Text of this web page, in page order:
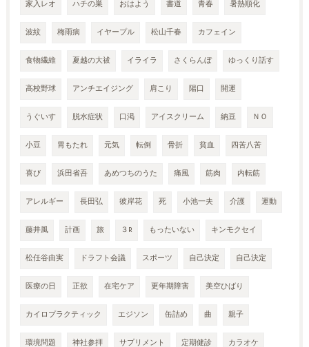
家入レオ ハチの巣 おはよう 書道 青春 暑熱順化
波紋 梅雨病 イヤープル 松山千春 カフェイン
食物繊維 夏越の大祓 イライラ さくらんぼ ゆっくり話す
高校野球 アンチエイジング 肩こり 陽口 開運
うぐいす 脱水症状 口渇 アイスクリーム 納豆 ＮＯ
小豆 胃もたれ 元気 転倒 骨折 貧血 四苦八苦
喜び 浜田省吾 あめつちのうた 痛風 筋肉 内転筋
アレルギー 長田弘 彼岸花 死 小池一夫 介護 運動
藤井風 計画 旅 ３R もったいない キンモクセイ
松任谷由実 ドラフト会議 スポーツ 自己決定 自己決定
医療の日 正欲 在宅ケア 更年期障害 美空ひばり
カイロプラクティック エジソン 缶詰め 曲 親子
環境問題 神社参拝 サプリメント 定期健診 カラオケ